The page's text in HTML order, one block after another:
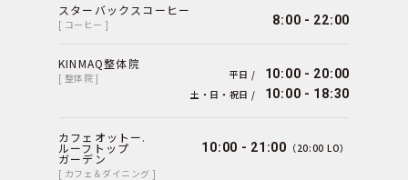
スターバックスコーヒー
[ コーヒー ] 8:00 - 22:00
KINMAQ整体院
[ 整体院 ] 平日 / 10:00 - 20:00
土・日・祝日 / 10:00 - 18:30
カフェオットー.
ルーフトップ
ガーデン
[ カフェ＆ダイニング ]
10:00 - 21:00 （20:00 LO）